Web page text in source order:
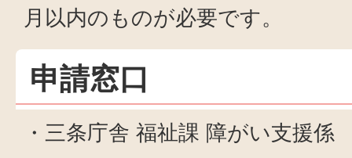
月以内のものが必要です。
申請窓口
・三条庁舎 福祉課 障がい支援係